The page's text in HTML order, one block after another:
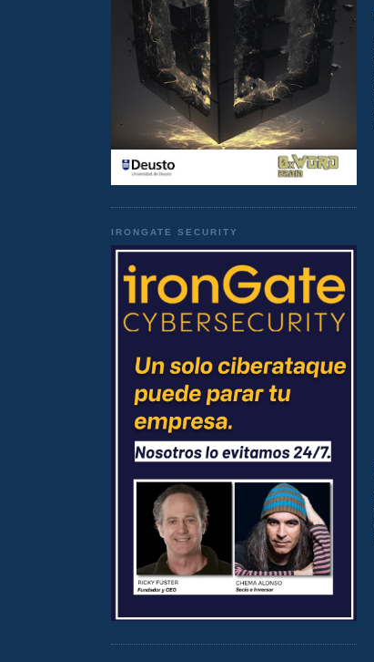
IRONGATE SECURITY